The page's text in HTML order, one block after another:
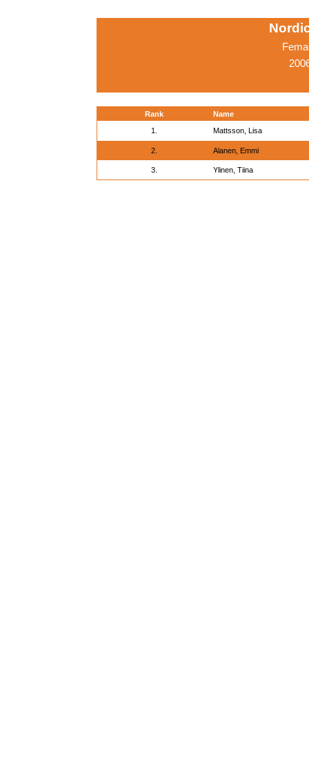
Rank
Name
1.
Mattsson, Lisa
2. Alanen, Emmi
3. Ylinen, Tiina